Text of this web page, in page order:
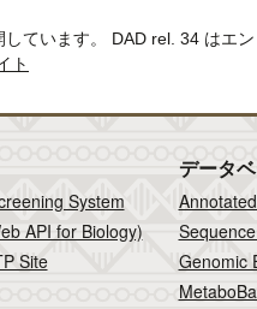
ています。 DAD rel. 34 はエ
ト
System
API for Biology)
Site
データ
Genomic